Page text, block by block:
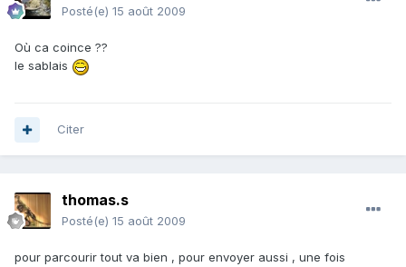
Posté(e) 15 août 2009
Où ca coince ??
le sablais
Citer
thomas.s
Posté(e) 15 août 2009
pour parcourir tout va bien , pour envoyer aussi , une fois